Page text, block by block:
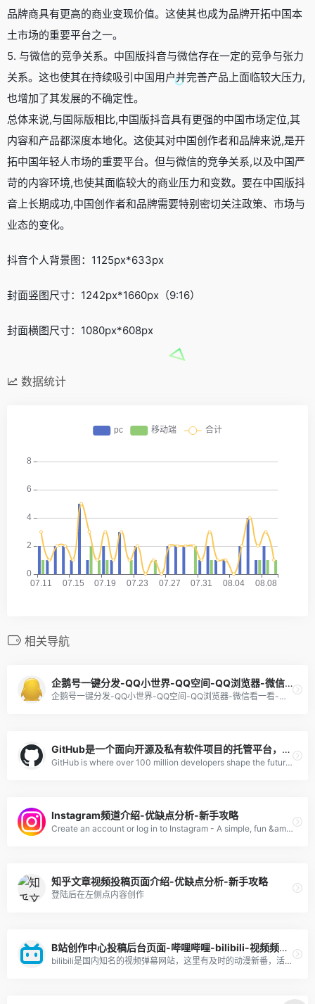
品牌商具有更高的商业变现价值。这使其也成为品牌开拓中国本
土市场的重要平台之一。
5. 与微信的竞争关系。中国版抖音与微信存在一定的竞争与张力
关系。这也使其在持续吸引中国用户并完善产品上面临较大压力,
也增加了其发展的不确定性。
总体来说,与国际版相比,中国版抖音具有更强的中国市场定位,其
内容和产品都深度本地化。这使其对中国创作者和品牌来说,是开
拓中国年轻人市场的重要平台。但与微信的竞争关系,以及中国严
苛的内容环境,也使其面临较大的商业压力和变数。要在中国版抖
音上长期成功,中国创作者和品牌需要特别密切关注政策、市场与
业态的变化。
抖音个人背景图：1125px*633px
封面竖图尺寸：1242px*1660px（9:16）
封面横图尺寸：1080px*608px
数据统计
相关导航
企鹅号一键分发-QQ小世界-QQ空间-QQ浏览器-微信看一看-腾讯体育-腾讯微视-腾讯视频-腾讯新闻
企鹅号一键分发-QQ小世界-QQ空间-QQ浏览器-微信看一看-腾讯体育-腾讯微视-腾讯视频-腾讯新闻
GitHub是一个面向开源及私有软件项目的托管平台，是全球最大的开源社区。GitHub: Let’s build from here · GitHub
GitHub is where over 100 million developers shape the future of software, together. Contribute to the open source community, manage your Git repositories, review code like a pro, track bugs and features, power your CI/CD and DevOps workflows, and secure code before you commit it.
Instagram频道介绍-优缺点分析-新手攻略
Create an account or log in to Instagram - A simple, fun &amp; creative way to capture, edit &amp; share photos, videos &amp; messages with friends &amp; family.
知乎文章视频投稿页面介绍-优缺点分析-新手攻略
登陆后在左侧点内容创作
B站创作中心投稿后台页面-哔哩哔哩-bilibili-视频频道介绍-优缺点分析-新手攻略
bilibili是国内知名的视频弹幕网站，这里有及时的动漫新番，活跃的ACG氛围，有创意的Up主。大家可以在这里找到许多欢乐。